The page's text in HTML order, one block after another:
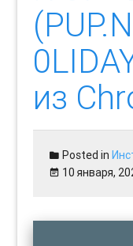
из
Posted in
10 января,